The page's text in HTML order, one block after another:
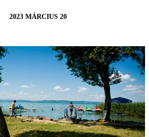
2023 MÁRCIUS 20